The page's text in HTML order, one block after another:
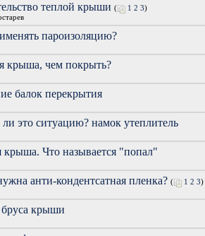
теплой крыши ( 1 2 3)
пароизоляцию?
крыша, чем покрыть?
балок перекрытия
ли это ситуацию? намок утеплитель
крыша. Что называется "попал"
анти-кондентсатная пленка? ( 1 2 3)
бруса крыши